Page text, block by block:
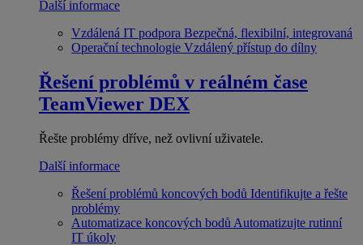
Další informace
Vzdálená IT podpora Bezpečná, flexibilní, integrovaná
Operační technologie Vzdálený přístup do dílny
Řešení problémů v reálném čase
TeamViewer DEX
Řešte problémy dříve, než ovlivní uživatele.
Další informace
Řešení problémů koncových bodů Identifikujte a řešte
problémy
Automatizace koncových bodů Automatizujte rutinní
IT úkoly